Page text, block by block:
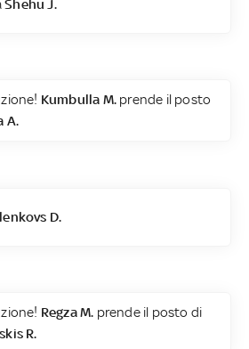
Shehu J.
Kumbulla M. prende il posto
A.
D.
Regza M. prende il posto di
R.